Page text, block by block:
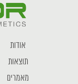
אודות
תוצאות
מאמרים